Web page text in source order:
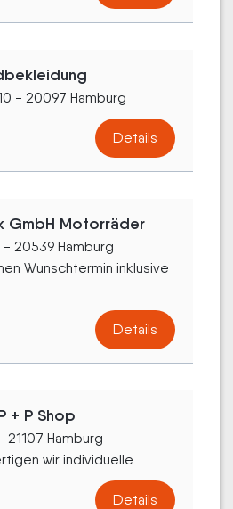
- 20097 Hamburg
Details
GmbH Motorräder
- 20539 Hamburg
Wunschtermin inklusive
Details
+ P Shop
Hamburg
wir individuelle...
Details